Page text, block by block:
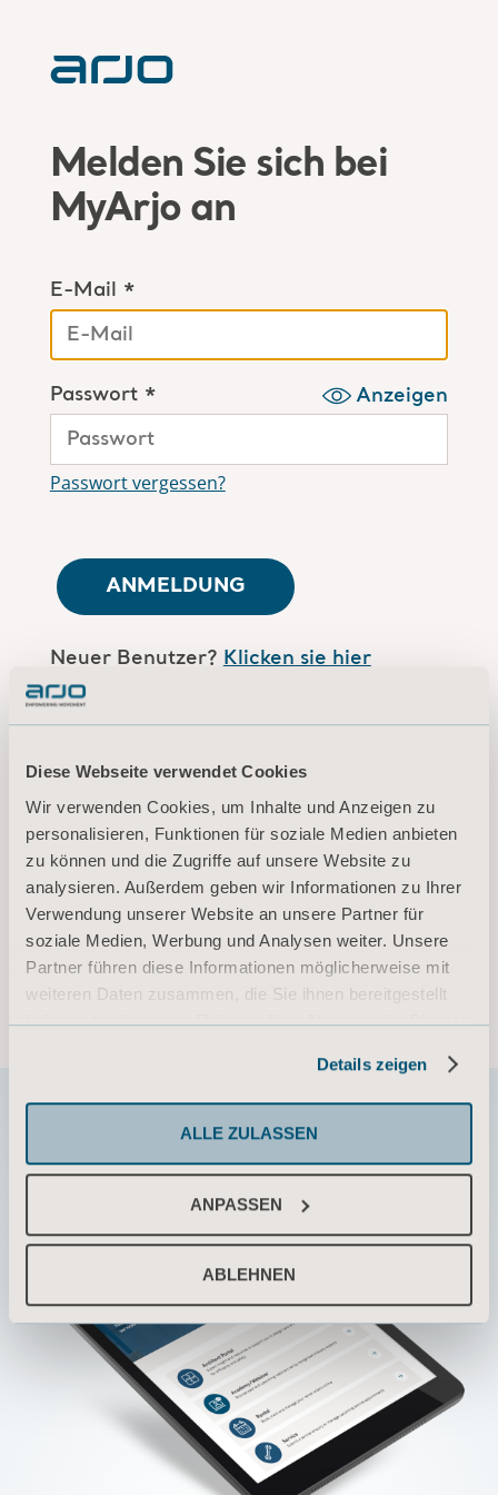
Diese Webseite verwendet Cookies
Wir verwenden Cookies, um Inhalte und Anzeigen zu
personalisieren, Funktionen für soziale Medien anbieten
zu können und die Zugriffe auf unsere Website zu
analysieren. Außerdem geben wir Informationen zu Ihrer
Verwendung unserer Website an unsere Partner für
soziale Medien, Werbung und Analysen weiter. Unsere
Partner führen diese Informationen möglicherweise mit
weiteren Daten zusammen, die Sie ihnen bereitgestellt
haben oder die sie im Rahmen Ihrer Nutzung der Dienste
Details zeigen
ALLE ZULASSEN
ANPASSEN
ABLEHNEN
Melden Sie sich bei
MyArjo an
E-Mail *
Passwort * Anzeigen
Passwort vergessen?
ANMELDUNG
Neuer Benutzer? Klicken sie hier
Sind Sie Arjo-Mitarbeiter?
Nutzungsbedingungen
Datenschutzerklärung
Rechtlicher Hinweis
Informationen zu Cookies
© 2026 Arjo · Alle Rechte vorbehalten